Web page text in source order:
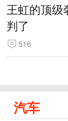
王虹的顶级
判了
516
汽车